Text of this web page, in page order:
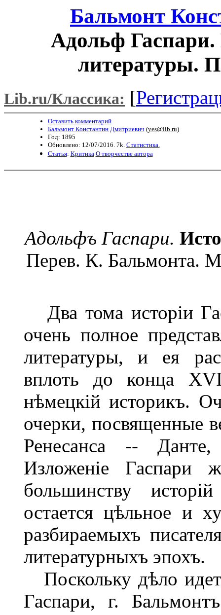
Бальмонт
Адольф
литературы.
Lib.ru/Классика: [
Оставить комментарий
Бальмонт Константин Дмитриевич (yes@lib.ru)
Год: 1895
Обновлено: 12/07/2016. 7k. Статистика.
Статья: Критика О творчестве автора
Адольфъ Гаспари.
Перев. К. Бальмонта.
Два тома исторіи
очень полное
литературы, и ея
вплоть до конца
нѣмецкій историкъ.
очерки, посвященные
Ренесанса --
Изложеніе Гаспари
большинству
остается цѣльное и
разбираемыхъ
литературныхъ эпохъ.
Поскольку дѣло
Гаспари, г.